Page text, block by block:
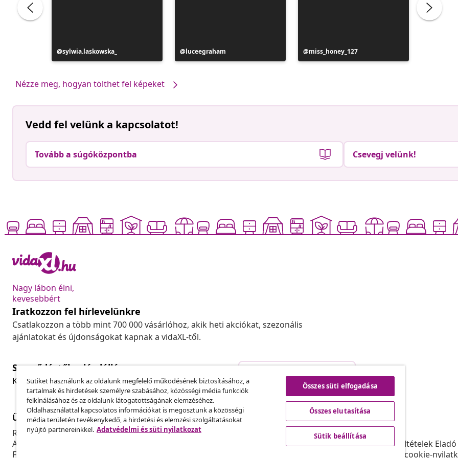
Bejegyzés
közzétevője
sylwia.laskowska_
Bejegyzés
közzétevője
luceegraham
Bejegyzés
közzétevője
miss_honey_127
Nézze meg, hogyan tölthet fel képeket
Vedd fel velünk a kapcsolatot!
Tovább a súgóközpontba Csevegj velünk!
Nagy lábon élni,
kevesebbért
Iratkozzon fel hírlevelünkre
Csatlakozzon a több mint 700 000 vásárlóhoz, akik heti akciókat, szezonális
ajánlatokat és újdonságokat kapnak a vidaXL-től.
Szerződéstől való elállás
Küldj be egy rendelés lemondására vonatkozó kérelmet.
Szerződéstől való elállás
Ügyfélszolgálat
Rendelés nyomon követése
A fiókom
Fizetés
Üzlet
Partnerprogram
A vidaXL-ről
Felhasználási feltételek Eladó
Adatvédelmi és cookie-
Sütiket használunk az oldalunk megfelelő működésének biztosításához, a
tartalmak és hirdetések személyre szabásához, közösségi média funkciók
felkínálásához és az oldalunk látogatottságának elemzéséhez.
Oldalhasználattal kapcsolatos információkat is megosztunk a közösségi
média területén tevékenykedő, a hirdetési és elemzési szolgáltatásokat
nyújtó partnereinkkel. Adatvédelmi és süti nyilatkozat
Összes süti elfogadása
Összes elutasítása
Sütik beállítása